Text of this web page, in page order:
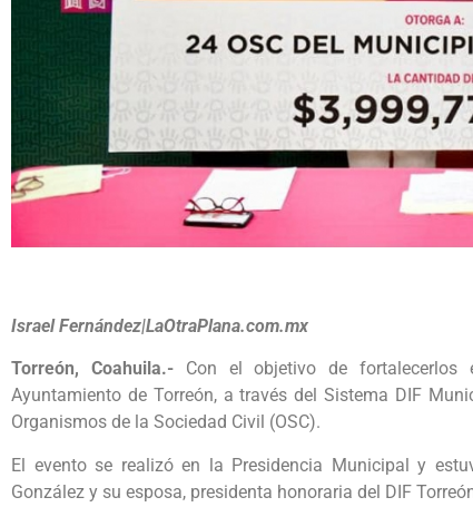
Israel Fernández|LaOtraPlana.com.mx
Torreón, Coahuila.-Con el objetivo de fortalecerlos
Ayuntamiento de Torreón, a través del Sistema DIF
Organismos de la Sociedad Civil (OSC).
El evento se realizó en la Presidencia Municipal y
González y su esposa, presidenta honoraria del DIF